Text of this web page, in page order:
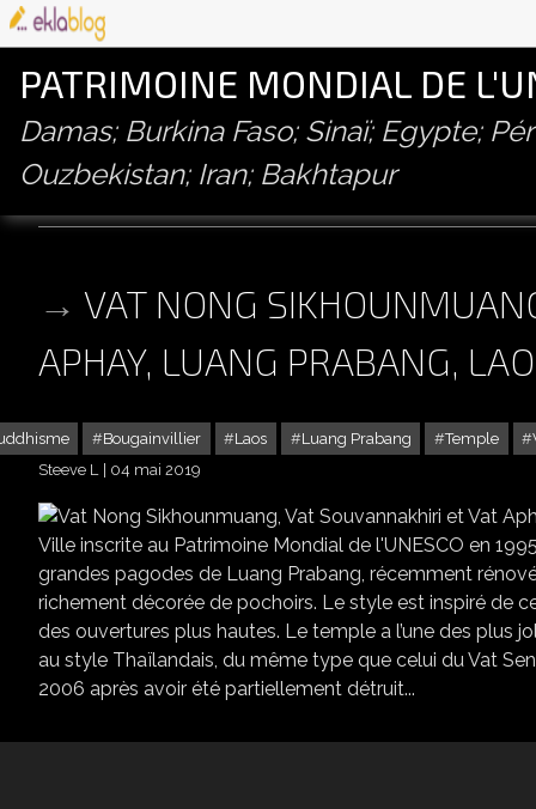
PATRIMOINE MONDIAL DE
Damas; Burkina Faso; Sinaï; Egypte;
Ouzbekistan; Iran; Bakhtapur
VAT NONG
APHAY, LUANG PRABANG,
Bougainvillier Laos Luang Prabang Temple
Steeve L
04 mai 2019
Ville inscrite au Patrimoine Mondial de l'UNESCO en
grandes pagodes de Luang Prabang, récemment
richement décorée de pochoirs. Le style est inspiré de
des ouvertures plus hautes. Le temple a l’une des plus
au style Thaïlandais, du même type que celui du Vat
2006 après avoir été partiellement détruit...